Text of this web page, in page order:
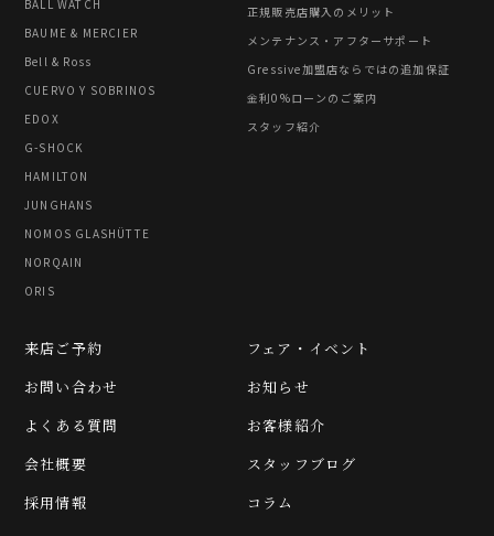
BALL WATCH
BAUME & MERCIER
Bell & Ross
CUERVO Y SOBRINOS
EDOX
G-SHOCK
HAMILTON
JUNGHANS
NOMOS GLASHÜTTE
NORQAIN
ORIS
正規販売店購入のメリット
メンテナンス・アフターサポート
Gressive加盟店ならではの追加保証
金利0%ローンのご案内
スタッフ紹介
フェア・イベント
お知らせ
お客様紹介
スタッフブログ
コラム
来店ご予約
お問い合わせ
よくある質問
会社概要
採用情報